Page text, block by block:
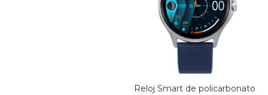
Reloj Smart de policarbonato